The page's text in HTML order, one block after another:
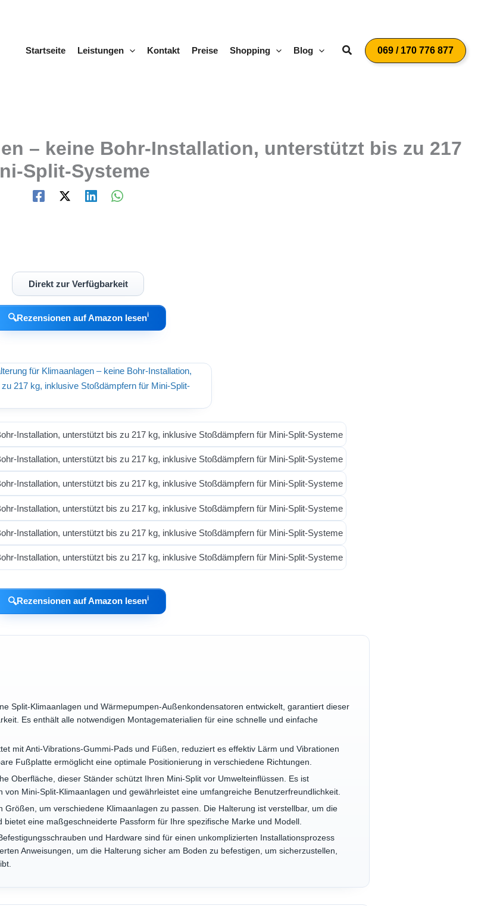
Startseite
Leistungen Kontakt Preise Shopping Blog Suchen069 / 170 776 877
– keine Bohr-Installation, unterstützt bis zu 217
Split-Systeme
Direkt zur Verfügbarkeit
🔍Rezensionen auf Amazon lesenℹ︎
🔍Rezensionen auf Amazon lesenℹ︎
Split-Klimaanlagen und Wärmepumpen-Außenkondensatoren entwickelt, garantiert dieser
Es enthält alle notwendigen Montagematerialien für eine schnelle und einfache
mit Anti-Vibrations-Gummi-Pads und Füßen, reduziert es effektiv Lärm und Vibrationen
Fußplatte ermöglicht eine optimale Positionierung in verschiedene Richtungen.
Oberfläche, dieser Ständer schützt Ihren Mini-Split vor Umwelteinflüssen. Es ist
Mini-Split-Klimaanlagen und gewährleistet eine umfangreiche Benutzerfreundlichkeit.
Größen, um verschiedene Klimaanlagen zu passen. Die Halterung ist verstellbar, um die
eine maßgeschneiderte Passform für Ihre spezifische Marke und Modell.
und Hardware sind für einen unkomplizierten Installationsprozess
Anweisungen, um die Halterung sicher am Boden zu befestigen, um sicherzustellen,